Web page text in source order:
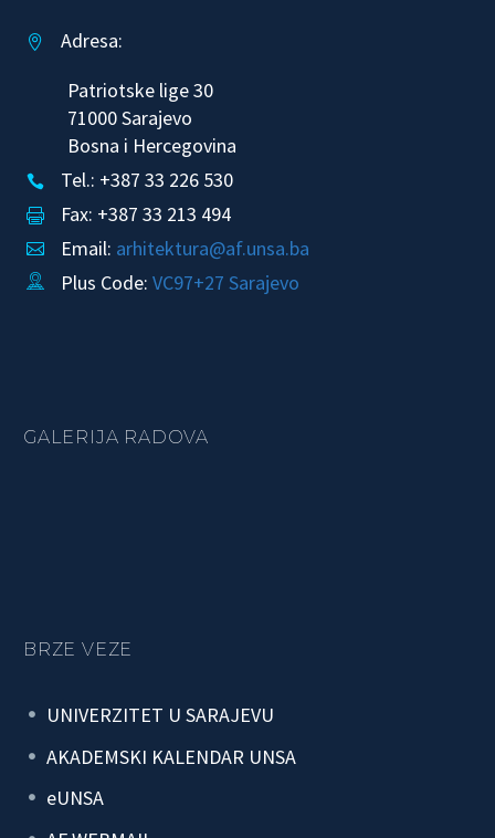


Adresa:
Patriotske lige 30
71000 Sarajevo
Bosna i Hercegovina

 Tel.: +387 33 226 530

 Fax: +387 33 213 494

 Email: arhitektura@af.unsa.ba

 Plus Code: VC97+27 Sarajevo
GALERIJA RADOVA
BRZE VEZE
UNIVERZITET U SARAJEVU
AKADEMSKI KALENDAR UNSA
eUNSA